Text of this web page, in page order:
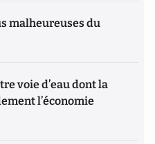
malheureuses du
voie d’eau dont la
l’économie